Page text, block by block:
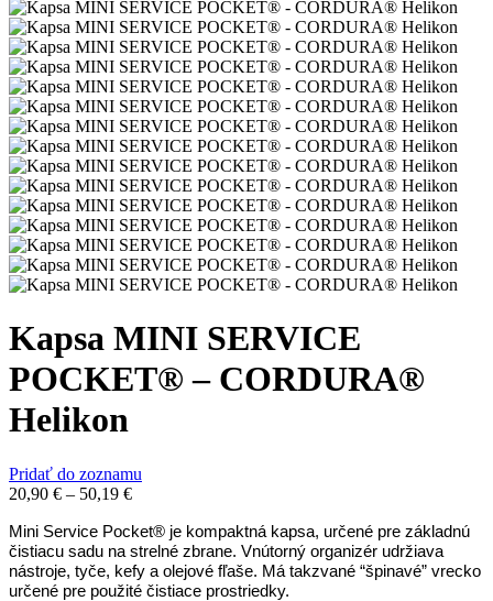
Kapsa MINI SERVICE
POCKET® – CORDURA®
Helikon
Pridať do zoznamu
20,90 € – 50,19 €
Mini Service Pocket® je kompaktná kapsa, určené pre základnú
čistiacu sadu na strelné zbrane. Vnútorný organizér udržiava
nástroje, tyče, kefy a olejové fľaše. Má takzvané “špinavé” vrecko
určené pre použité čistiace prostriedky.